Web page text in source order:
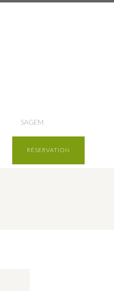
SAGEM
RÉSERVATION